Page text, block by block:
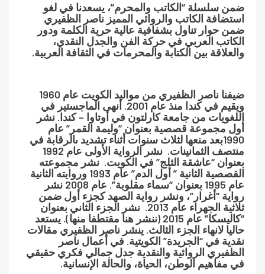
ضمن سلسلة “الكاتب والمحرم”، يسعدنا في لغو
استضافة الكاتب والروائي المميز ناصر الظفيري
ضمن حوار تناول بشفافية عالية حرية الكلمة ودور
الكاتب العربي في حركة الفن والجدل النقدي،
والعلاقة بين الكتابة والمحرمات في الثقافة العربية.
ضيفنا ناصر الظفيري من مواليد الكويت عام 1960
ويقيم في كندا منذ عام 2001. أنهى الماجستير في
اللغويات من جامعة كارلتون في أوتاوا – كندا. نشر
أول مجموعة قصصية بعنوان “وليمة القمر” عام
1990بعد منعها لثلاث سنوات أثناء تشديد ىالرقابة في
منتصف الثمانينات. نشر الرواية الأولى عام 1992
بعنوان “عاشقة الثلج” في الكويت. نشر مجموعته
القصصية الثانية ” أول الدم” عام 1993 وروايته الثانية
عام 1995 بعنوان “سماء مقلوبة”. عام 2008 نشر
رواية “أغرار”، ونشر رواية الصهد كجزء أول ضمن
ثلاثية الجهراء عام 2013. نشر الجزء الثاني بعنوان
“كاليسكا” عام 2015
(ننشر هنا مقتطفا منها). يستعد
حاليا لانهاء الجزء الثالث. ينشر ناصر الظفيري مقالات
نقدية في “الجريدة” الكويتية. في أعمال ناصر
الظفيري الروائية والنقدية جدل جمالي فكري حقيقي
في مفاهيم الوطن، الحياة، والحالة الإنسانية.